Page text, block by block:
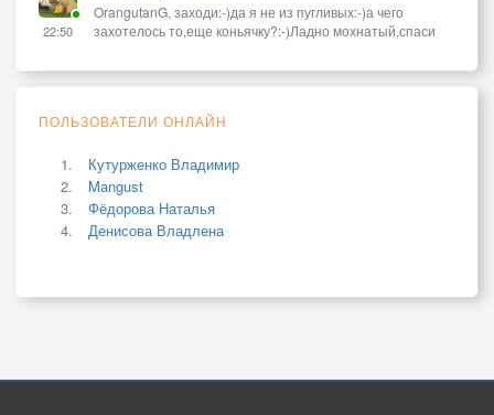
22:50
OrangutanG, заходи:-)да я не из пугливых:-)а чего
захотелось то,еще коньячку?:-)Ладно мохнатый,спаси
ПОЛЬЗОВАТЕЛИ ОНЛАЙН
Кутурженко Владимир
Mangust
Фёдорова Наталья
Денисова Владлена